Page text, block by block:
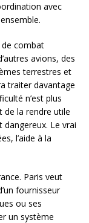
avec
de combat
avions, des
terrestres et
traiter davantage
n’est plus
de la rendre utile
dangereux. Le vrai
l’aide à la
Paris veut
fournisseur
ou ses
un système